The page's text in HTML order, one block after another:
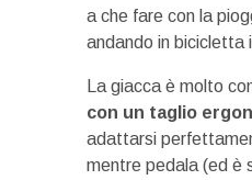
a che fare con la
andando in bicicletta
La giacca è molto
con un taglio
adattarsi
mentre pedala (ed è